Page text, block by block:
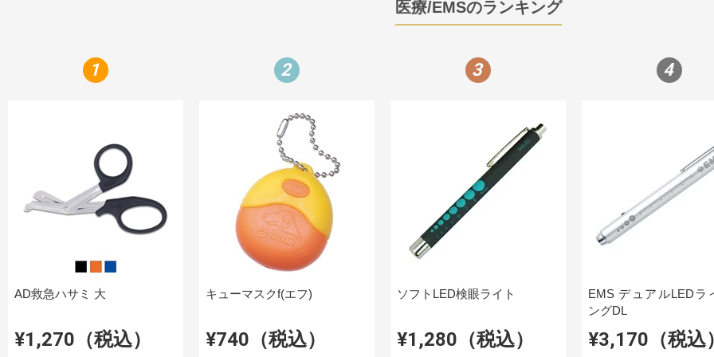
医療/EMSのランキング
1
AD救急ハサミ 大
¥1,270（税込）
2
キューマスクf(エフ)
¥740（税込）
3
ソフトLED検眼ライト
¥1,280（税込）
4
EMS デュアルLEDラ
ングDL
¥3,170（税込